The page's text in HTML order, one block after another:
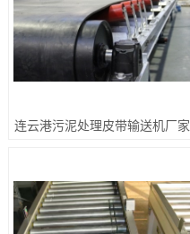
连云港污泥处理皮带输送机厂家